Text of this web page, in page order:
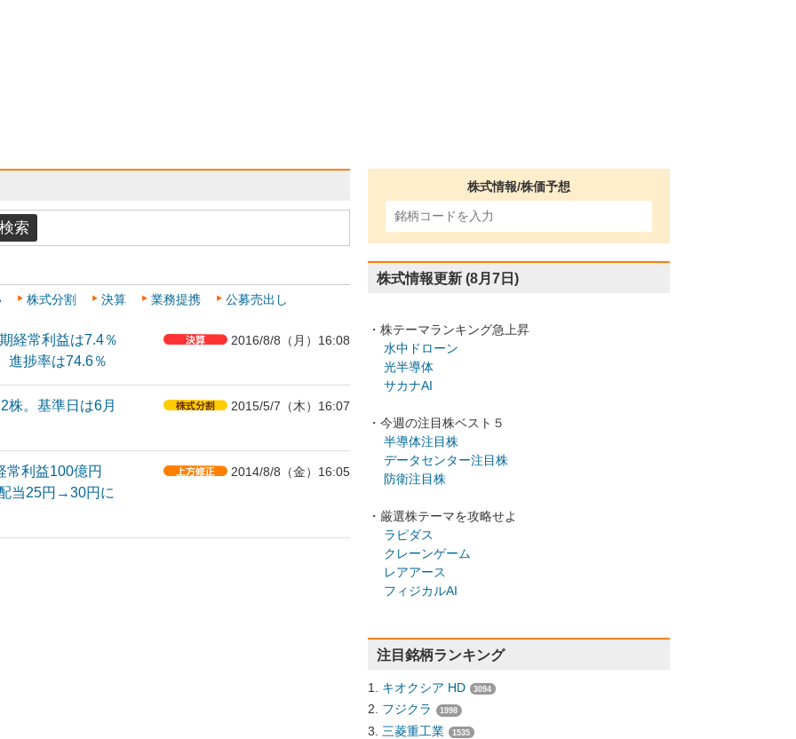
株式分割 決算 業務提携 公募売出し
経常利益は7.4％
進捗率は74.6％
2016/8/8（月）16:08
。基準日は6月
2015/5/7（木）16:07
常利益100億円
当25円→30円に
2014/8/8（金）16:05
株式情報/株価予想
株式情報更新 (8月7日)
・株テーマランキング急上昇
水中ドローン
光半導体
サカナAI
・今週の注目株ベスト５
半導体注目株
データセンター注目株
防衛注目株
・厳選株テーマを攻略せよ
ラピダス
クレーンゲーム
レアアース
フィジカルAI
注目銘柄ランキング
キオクシア HD 3094
フジクラ 1998
三菱重工業 1535